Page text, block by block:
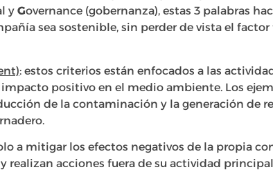
y Governance (gobernanza), estas 3 palabras
sea sostenible, sin perder de vista el
: estos criterios están enfocados a las
positivo en el medio ambiente. Los
de la contaminación y la generación de
a mitigar los efectos negativos de la propia
realizan acciones fuera de su actividad